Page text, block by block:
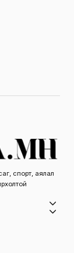
спорт, аялал